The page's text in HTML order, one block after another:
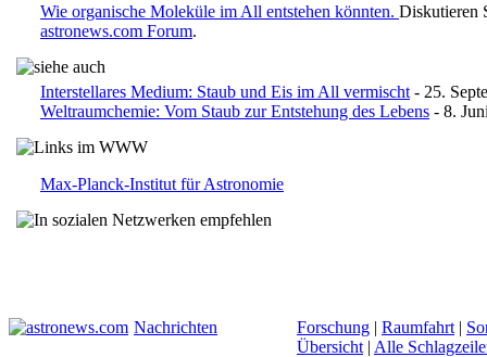
Wie organische Moleküle im All entstehen könnten. Diskutieren
astronews.com Forum.
Interstellares Medium: Staub und Eis im All vermischt - 25.
Weltraumchemie: Vom Staub zur Entstehung des Lebens - 8.
Max-Planck-Institut für Astronomie
Nachrichten Forschung | Raumfahrt |
Übersicht | Alle